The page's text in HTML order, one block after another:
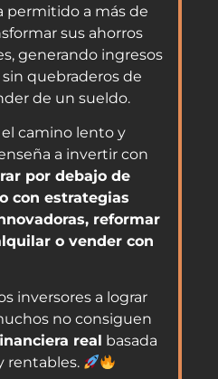
permitido a más de
sus ahorros
generando ingresos
quebraderos de
de un sueldo.
camino lento y
a invertir con
por debajo de
con estrategias
reformar
o vender con
inversores a lograr
no consiguen
real basada
rentables.